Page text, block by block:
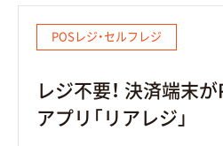
POSレジ・セルフレジ
レジ不要！ 決済端末
アプリ「リアレジ」